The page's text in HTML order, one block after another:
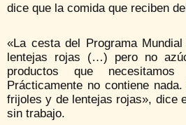
dice que la comida que reciben
«La cesta del Programa
lentejas rojas (…) pero no
productos que
Prácticamente no contiene
frijoles y de lentejas rojas», dice
sin trabajo.